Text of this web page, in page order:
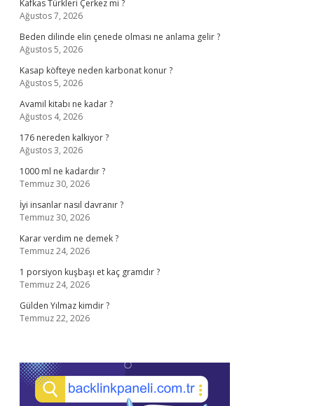
Kafkas Türkleri Çerkez mi ?
Ağustos 7, 2026
Beden dilinde elin çenede olması ne anlama gelir ?
Ağustos 5, 2026
Kasap köfteye neden karbonat konur ?
Ağustos 5, 2026
Avamil kitabı ne kadar ?
Ağustos 4, 2026
176 nereden kalkıyor ?
Ağustos 3, 2026
1000 ml ne kadardır ?
Temmuz 30, 2026
İyi insanlar nasıl davranır ?
Temmuz 30, 2026
Karar verdim ne demek ?
Temmuz 24, 2026
1 porsiyon kuşbaşı et kaç gramdır ?
Temmuz 24, 2026
Gülden Yılmaz kimdir ?
Temmuz 22, 2026